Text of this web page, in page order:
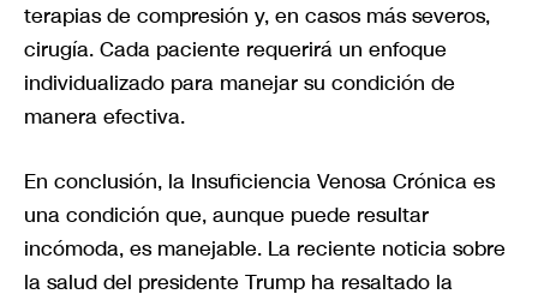
terapias de compresión y, en casos más severos,
cirugía. Cada paciente requerirá un enfoque
individualizado para manejar su condición de
manera efectiva.
En conclusión, la Insuficiencia Venosa Crónica es
una condición que, aunque puede resultar
incómoda, es manejable. La reciente noticia sobre
la salud del presidente Trump ha resaltado la